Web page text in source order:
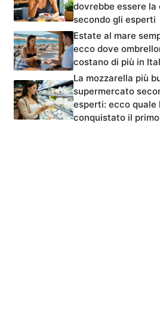
dovrebbe essere la
secondo gli esperti
Estate al mare
ecco dove
costano di più in
La mozzarella più
supermercato
esperti: ecco quale
conquistato il